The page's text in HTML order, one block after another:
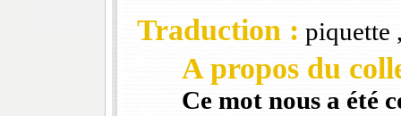
Traduction : piquette
A propos du
Ce mot nous a été